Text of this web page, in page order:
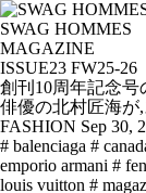
SWAG HOMMES
MAGAZINE
ISSUE23 FW25-26
創刊10周年記念号
俳優の北村匠海が
FASHION Sep 30,
# balenciaga #
emporio armani #
louis vuitton #